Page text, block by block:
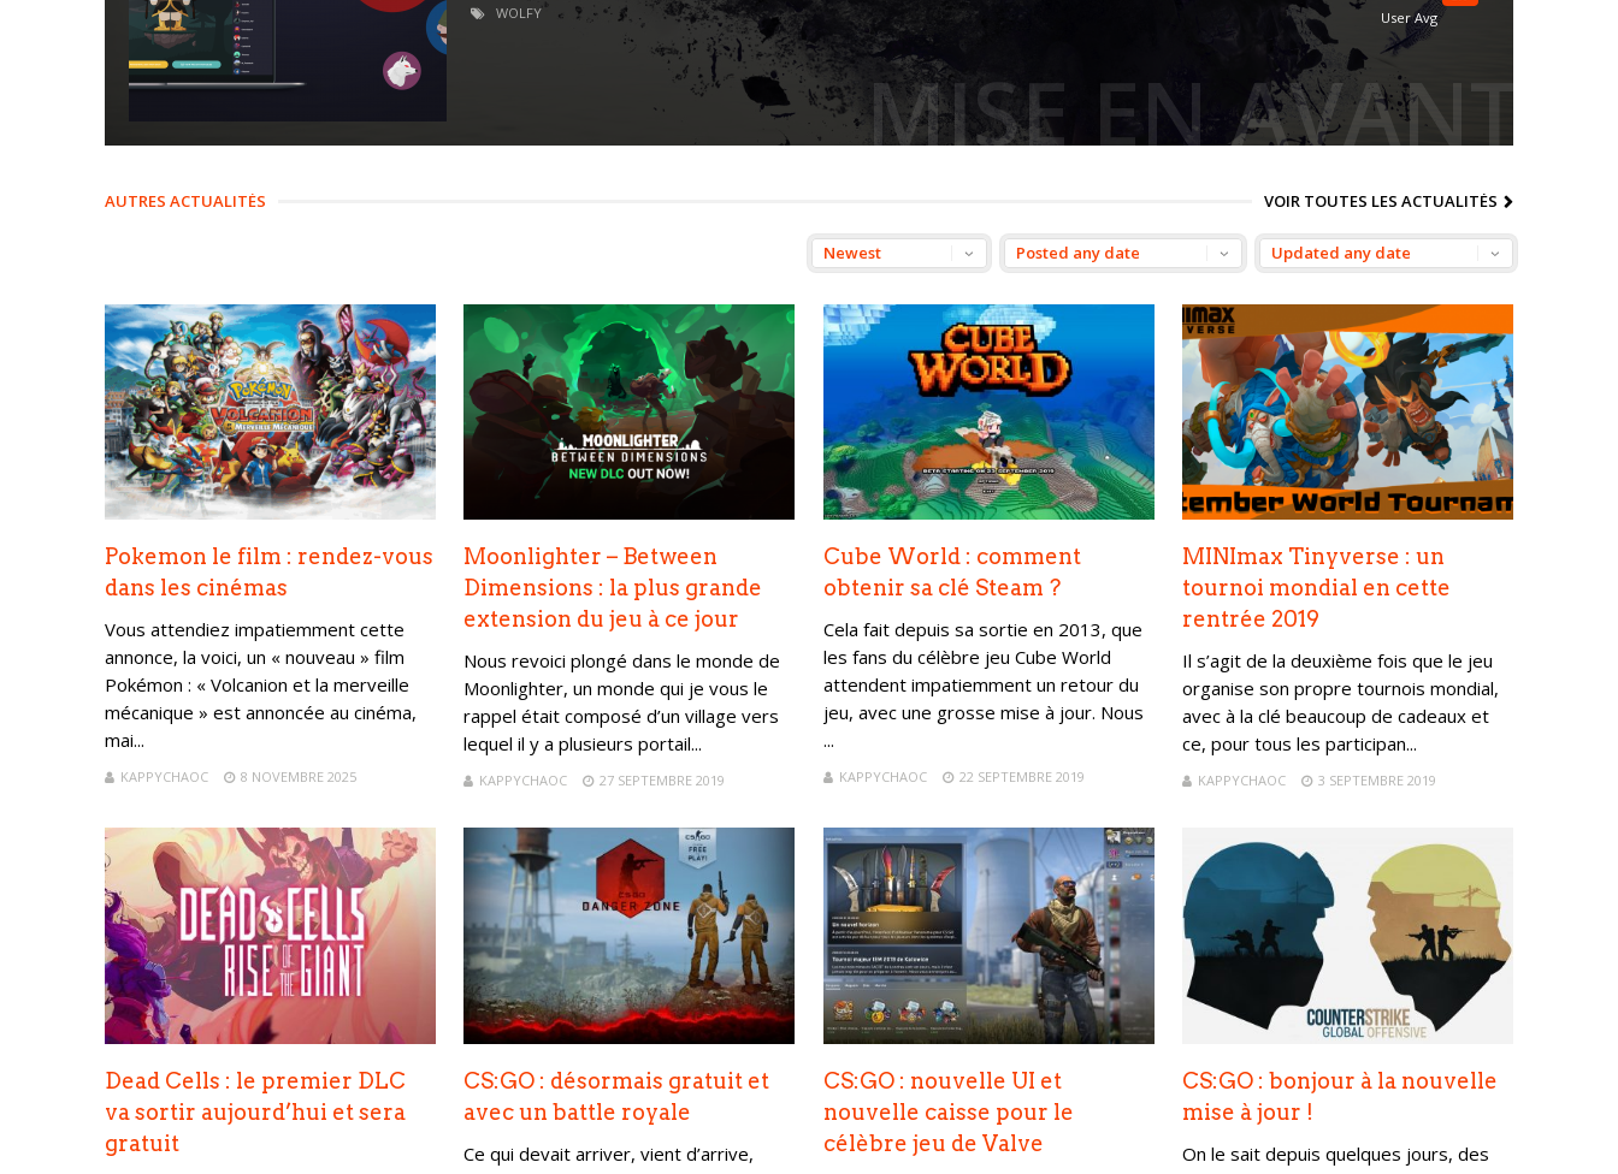
MISE EN AVANT
User Avg
WOLFY
AUTRES ACTUALITÉS VOIR TOUTES LES ACTUALITÉS
Pokemon le film : rendez-vous
dans les cinémas
Vous attendiez impatiemment cette
annonce, la voici, un « nouveau » film
Pokémon : « Volcanion et la merveille
mécanique » est annoncée au cinéma,
mai...
KAPPYCHAOC 8 NOVEMBRE 2025
Moonlighter – Between
Dimensions : la plus grande
extension du jeu à ce jour
Nous revoici plongé dans le monde de
Moonlighter, un monde qui je vous le
rappel était composé d’un village vers
lequel il y a plusieurs portail...
KAPPYCHAOC 27 SEPTEMBRE 2019
Cube World : comment
obtenir sa clé Steam ?
Cela fait depuis sa sortie en 2013, que
les fans du célèbre jeu Cube World
attendent impatiemment un retour du
jeu, avec une grosse mise à jour. Nous
...
KAPPYCHAOC 22 SEPTEMBRE 2019
MINImax Tinyverse : un
tournoi mondial en cette
rentrée 2019
Il s’agit de la deuxième fois que le jeu
organise son propre tournois mondial,
avec à la clé beaucoup de cadeaux et
ce, pour tous les participan...
KAPPYCHAOC 3 SEPTEMBRE 2019
Dead Cells : le premier DLC
va sortir aujourd’hui et sera
gratuit
CS:GO : désormais gratuit et
avec un battle royale
Ce qui devait arriver, vient d’arrive,
CS:GO : nouvelle UI et
nouvelle caisse pour le
célèbre jeu de Valve
CS:GO : bonjour à la nouvelle
mise à jour !
On le sait depuis quelques jours, des